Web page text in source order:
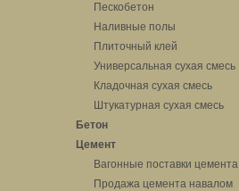
Пескобетон
Наливные полы
Плиточный клей
Универсальная сухая смесь
Кладочная сухая смесь
Штукатурная сухая смесь
Бетон
Цемент
Вагонные поставки цемента
Продажа цемента навалом